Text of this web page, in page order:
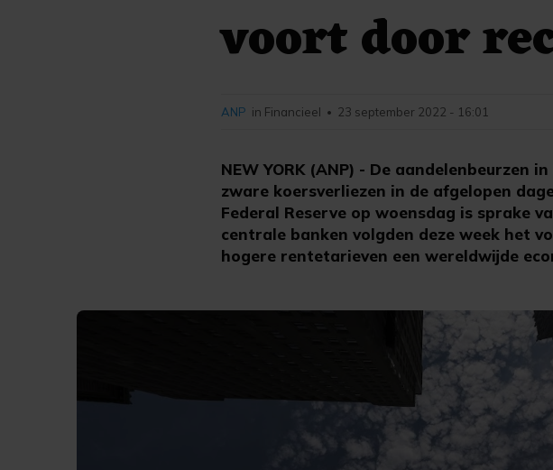
voort door
NEW YORK (ANP) - De aandelenbeurzen
zware koersverliezen in de afgelopen
Federal Reserve op woensdag is sprake
centrale banken volgden deze week het
hogere rentetarieven een wereldwijde
ANP in Financieel • 23 september 2022 - 16:01